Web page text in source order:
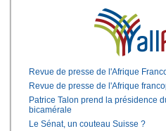
Revue de presse de l'Afrique
Revue de presse de l'Afrique
Patrice Talon prend la présidence
bicamérale
Le Sénat, un couteau Suisse ?